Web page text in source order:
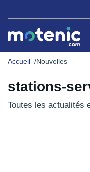
Accueil Nouvelles
stations-
Toutes les actualités